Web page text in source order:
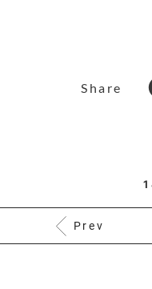
Share
Prev